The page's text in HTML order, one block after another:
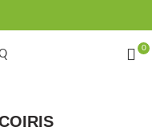
0